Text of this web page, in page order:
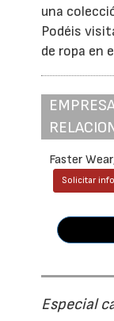
una
Podéis
de ropa en
Faster
Solicitar
Especial